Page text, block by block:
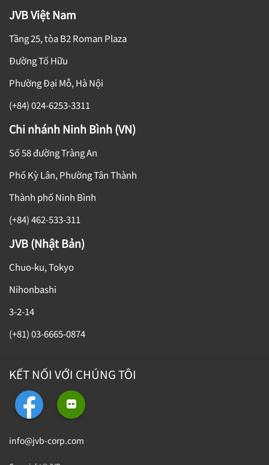
JVB Việt Nam
Tầng 25, tòa B2 Roman Plaza
Đường Tố Hữu
Phường Đại Mỗ, Hà Nội
(+84) 024-6253-3311
Chi nhánh Ninh Bình (VN)
Số 58 đường Tràng An
Phố Kỳ Lân, Phường Tân Thành
Thành phố Ninh Bình
(+84) 462-533-311
JVB (Nhật Bản)
Chuo-ku, Tokyo
Nihonbashi
3-2-14
(+81) 03-6665-0874
KẾT NỐI VỚI CHÚNG TÔI
info@jvb-corp.com